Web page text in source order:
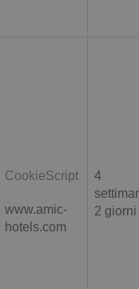
CookieScript
www.amic-
hotels.com
4
2 giorni